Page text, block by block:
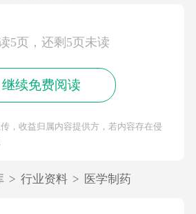
5页，还剩5页未读
继续免费阅读
，收益归属内容提供方，若内容存在侵
> 行业资料 > 医学制药